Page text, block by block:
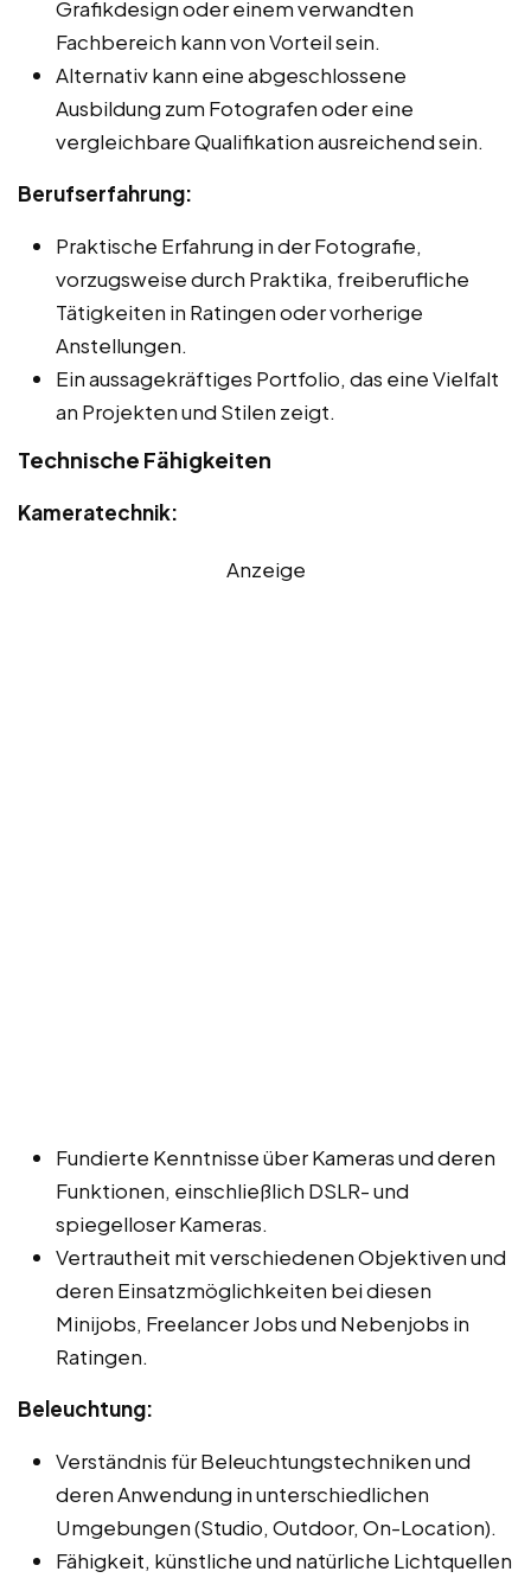
Grafikdesign oder einem verwandten
Fachbereich kann von Vorteil sein.
Alternativ kann eine abgeschlossene
Ausbildung zum Fotografen oder eine
vergleichbare Qualifikation ausreichend sein.
Berufserfahrung:
Praktische Erfahrung in der Fotografie,
vorzugsweise durch Praktika, freiberufliche
Tätigkeiten in Ratingen oder vorherige
Anstellungen.
Ein aussagekräftiges Portfolio, das eine Vielfalt
an Projekten und Stilen zeigt.
Technische Fähigkeiten
Kameratechnik:
Anzeige
Fundierte Kenntnisse über Kameras und deren
Funktionen, einschließlich DSLR- und
spiegelloser Kameras.
Vertrautheit mit verschiedenen Objektiven und
deren Einsatzmöglichkeiten bei diesen
Minijobs, Freelancer Jobs und Nebenjobs in
Ratingen.
Beleuchtung:
Verständnis für Beleuchtungstechniken und
deren Anwendung in unterschiedlichen
Umgebungen (Studio, Outdoor, On-Location).
Fähigkeit, künstliche und natürliche Lichtquellen